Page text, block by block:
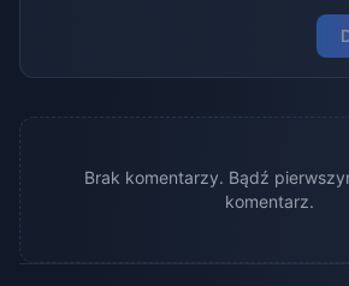
Brak komentarzy. Bądź
komentarz.